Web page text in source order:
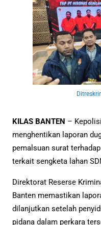
KILAS BANTEN –
menghentikan laporan
pemalsuan surat
terkait sengketa lahan
Direktorat Reserse
Banten memastikan
dilanjutkan setelah
pidana dalam perkara